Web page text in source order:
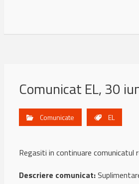
Comunicat EL, 30
Comunicate EL
Regasiti in continuare comunicatul
Descriere comunicat: